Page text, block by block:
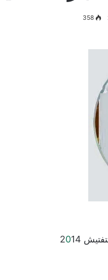
358
2
014